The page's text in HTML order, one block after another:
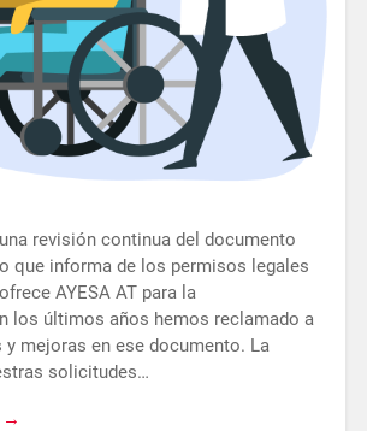
revisión continua del documento
que informa de los permisos legales
AYESA AT para la
los últimos años hemos reclamado a
y mejoras en ese documento. La
solicitudes…
→